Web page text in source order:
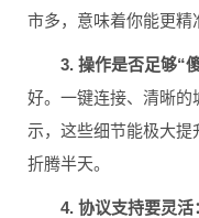
市多，意味着你能更精
3. 操作是否足够“傻
好。一键连接、清晰的
示，这些细节能极大
折腾半天。
4. 协议支持要灵活